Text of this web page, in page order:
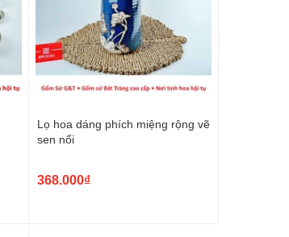
Lọ hoa dáng phích miệng rộng vẽ
sen nổi
368.000₫